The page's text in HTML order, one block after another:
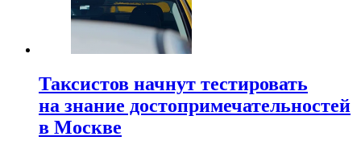
Таксистов начнут тестировать
на знание достопримечательностей
в Москве